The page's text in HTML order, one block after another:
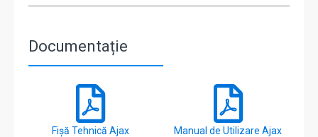
Documentație
Fișă Tehnică Ajax Manual de Utilizare Ajax